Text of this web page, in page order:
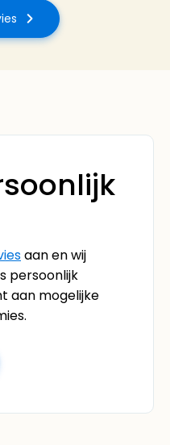
aan en wij
persoonlijk
aan mogelijke